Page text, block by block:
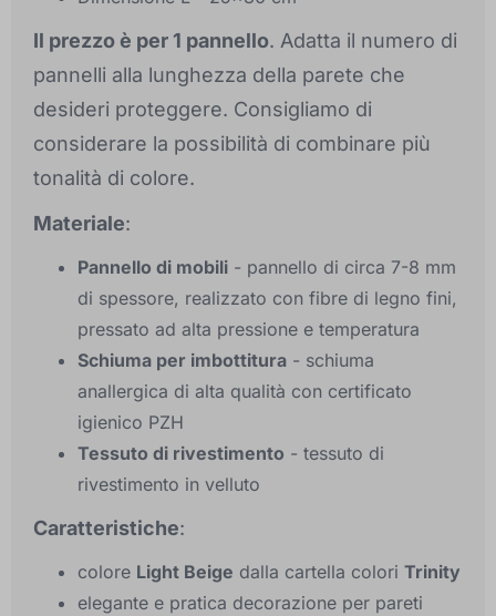
Il prezzo è per 1 pannello. Adatta il numero di
pannelli alla lunghezza della parete che
desideri proteggere. Consigliamo di
considerare la possibilità di combinare più
tonalità di colore.
Materiale:
Pannello di mobili - pannello di circa 7-8 mm
di spessore, realizzato con fibre di legno fini,
pressato ad alta pressione e temperatura
Schiuma per imbottitura - schiuma
anallergica di alta qualità con certificato
igienico PZH
Tessuto di rivestimento - tessuto di
rivestimento in velluto
Caratteristiche:
colore Light Beige dalla cartella colori Trinity
elegante e pratica decorazione per pareti